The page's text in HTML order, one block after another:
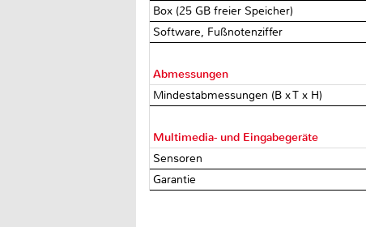
Box (25 GB freier Speicher)
Software, Fußnotenziffer
Abmessungen
Mindestabmessungen (B x T x H)
Multimedia- und Eingabegeräte
Sensoren
Garantie